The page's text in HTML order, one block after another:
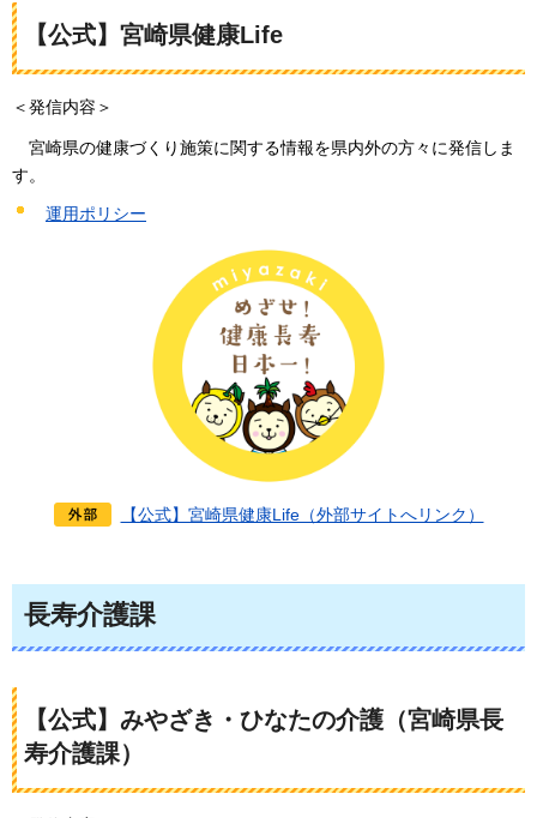
【公式】宮崎県健康Life
＜発信内容＞
宮崎県の健康づくり施策に関する情報を県内外の方々に発信しま
す。
運用ポリシー
【公式】宮崎県健康Life（外部サイトへリンク）
長寿介護課
【公式】みやざき・ひなたの介護（宮崎県長
寿介護課）